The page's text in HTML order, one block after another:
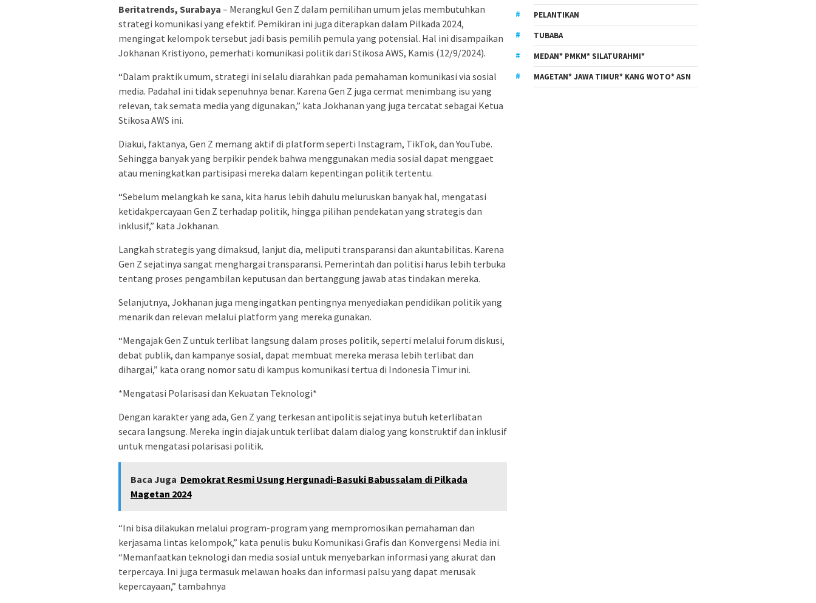
Beritatrends, Surabaya – Merangkul Gen Z dalam pemilihan umum jelas membutuhkan
strategi komunikasi yang efektif. Pemikiran ini juga diterapkan dalam Pilkada 2024,
mengingat kelompok tersebut jadi basis pemilih pemula yang potensial. Hal ini disampaikan
Jokhanan Kristiyono, pemerhati komunikasi politik dari Stikosa AWS, Kamis (12/9/2024).
“Dalam praktik umum, strategi ini selalu diarahkan pada pemahaman komunikasi via sosial
media. Padahal ini tidak sepenuhnya benar. Karena Gen Z juga cermat menimbang isu yang
relevan, tak semata media yang digunakan,” kata Jokhanan yang juga tercatat sebagai Ketua
Stikosa AWS ini.
Diakui, faktanya, Gen Z memang aktif di platform seperti Instagram, TikTok, dan YouTube.
Sehingga banyak yang berpikir pendek bahwa menggunakan media sosial dapat menggaet
atau meningkatkan partisipasi mereka dalam kepentingan politik tertentu.
“Sebelum melangkah ke sana, kita harus lebih dahulu meluruskan banyak hal, mengatasi
ketidakpercayaan Gen Z terhadap politik, hingga pilihan pendekatan yang strategis dan
inklusif,” kata Jokhanan.
Langkah strategis yang dimaksud, lanjut dia, meliputi transparansi dan akuntabilitas. Karena
Gen Z sejatinya sangat menghargai transparansi. Pemerintah dan politisi harus lebih terbuka
tentang proses pengambilan keputusan dan bertanggung jawab atas tindakan mereka.
Selanjutnya, Jokhanan juga mengingatkan pentingnya menyediakan pendidikan politik yang
menarik dan relevan melalui platform yang mereka gunakan.
“Mengajak Gen Z untuk terlibat langsung dalam proses politik, seperti melalui forum diskusi,
debat publik, dan kampanye sosial, dapat membuat mereka merasa lebih terlibat dan
dihargai,” kata orang nomor satu di kampus komunikasi tertua di Indonesia Timur ini.
*Mengatasi Polarisasi dan Kekuatan Teknologi*
Dengan karakter yang ada, Gen Z yang terkesan antipolitis sejatinya butuh keterlibatan
secara langsung. Mereka ingin diajak untuk terlibat dalam dialog yang konstruktif dan inklusif
untuk mengatasi polarisasi politik.
Baca Juga Demokrat Resmi Usung Hergunadi-Basuki Babussalam di Pilkada
Magetan 2024
“Ini bisa dilakukan melalui program-program yang mempromosikan pemahaman dan
kerjasama lintas kelompok,” kata penulis buku Komunikasi Grafis dan Konvergensi Media ini.
“Memanfaatkan teknologi dan media sosial untuk menyebarkan informasi yang akurat dan
terpercaya. Ini juga termasuk melawan hoaks dan informasi palsu yang dapat merusak
kepercayaan,” tambahnya
PELANTIKAN
TUBABA
MEDAN* PMKM* SILATURAHMI*
MAGETAN* JAWA TIMUR* KANG WOTO* ASN